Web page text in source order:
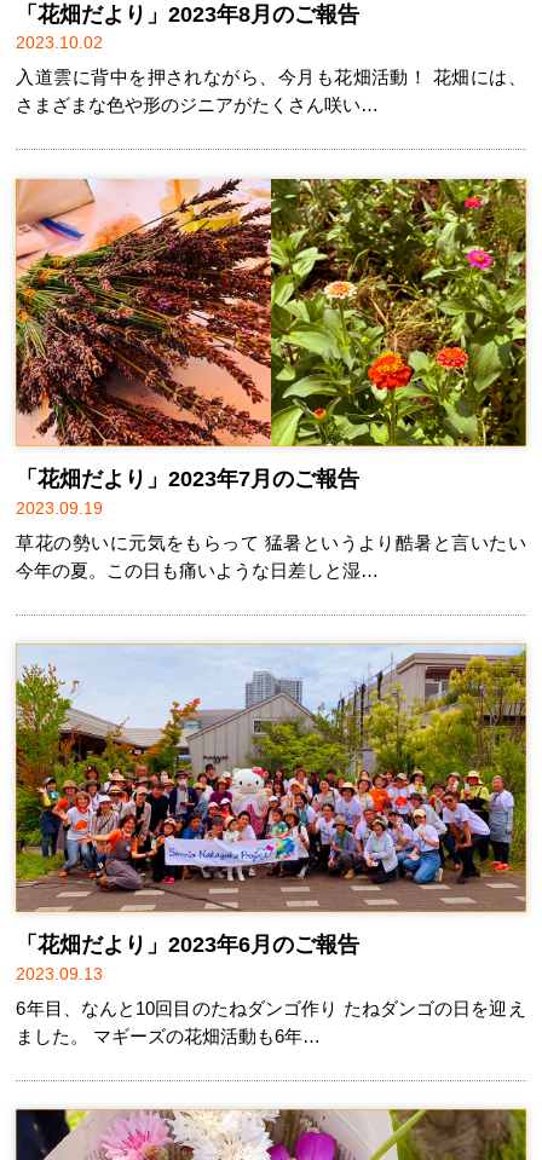
「花畑だより」2023年8月のご報告
2023.10.02
入道雲に背中を押されながら、今月も花畑活動！ 花畑には、
さまざまな色や形のジニアがたくさん咲い…
「花畑だより」2023年7月のご報告
2023.09.19
草花の勢いに元気をもらって 猛暑というより酷暑と言いたい
今年の夏。この日も痛いような日差しと湿…
「花畑だより」2023年6月のご報告
2023.09.13
6年目、なんと10回目のたねダンゴ作り たねダンゴの日を迎え
ました。 マギーズの花畑活動も6年…